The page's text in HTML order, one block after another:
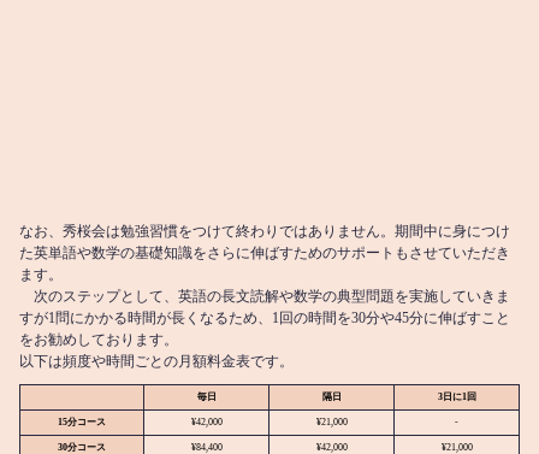
なお、秀桜会は勉強習慣をつけて終わりではありません。期間中に身につけ
た英単語や数学の基礎知識をさらに伸ばすためのサポートもさせていただき
ます。
次のステップとして、英語の長文読解や数学の典型問題を実施していきま
すが1問にかかる時間が長くなるため、1回の時間を30分や45分に伸ばすこと
をお勧めしております。
以下は頻度や時間ごとの月額料金表です。
毎日 隔日 3日に1回
15分コース ¥42,000 ¥21,000 -
30分コース ¥84,400 ¥42,000 ¥21,000